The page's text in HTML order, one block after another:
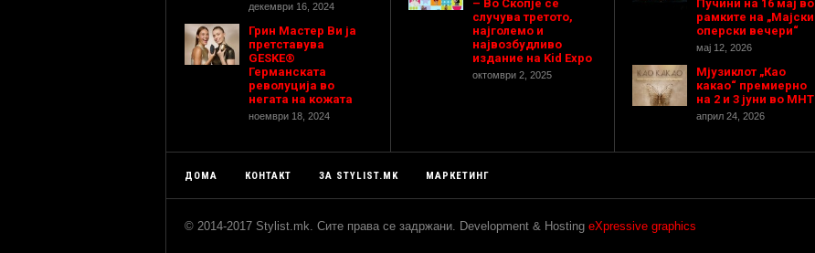
декември 16, 2024
Грин Мастер Ви ја
претставува
GESKE®
Германската
револуција во
негата на кожата
ноември 18, 2024
– Во Скопје се
случува третото,
најголемо и
највозбудливо
издание на Kid Expo
октомври 2, 2025
Пучини на 16 мај во
рамките на „Мајски
оперски вечери“
мај 12, 2026
Мјузиклот „Као
какао“ премиерно
на 2 и 3 јуни во МНТ
април 24, 2026
ДОМА КОНТАКТ ЗА STYLIST.MK МАРКЕТИНГ
© 2014-2017 Stylist.mk. Сите права се задржани. Development & Hosting eXpressive graphics